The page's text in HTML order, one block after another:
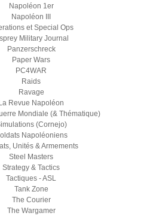
Napoléon 1er
Napoléon III
et Special Ops
Military Journal
Panzerschreck
Paper Wars
PC4WAR
Raids
Ravage
Revue Napoléon
Mondiale (& Thématique)
(Cornejo)
Napoléoniens
Unités & Armements
Steel Masters
Strategy & Tactics
Tactiques - ASL
Tank Zone
The Courier
The Wargamer